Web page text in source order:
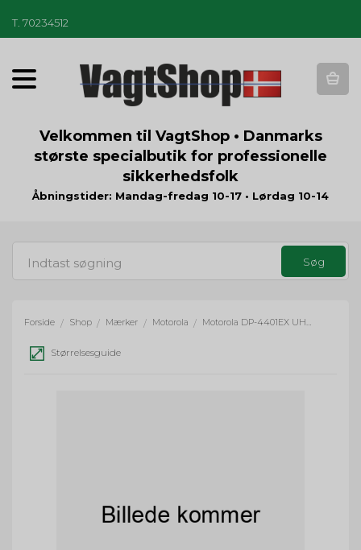
T 70234512
T
o
g
a
t
n
Velkommen til VagtShop • Danmarks
største specialbutik for professionelle
sikkerhedsfolk
Åbningstider: Mandag-fredag 10-17 • Lørdag 10-14
Forside / Shop / Mærker / Motorola / Motorola DP-4401EX UHF (403-470 MHz) - inkl. Li-Ion batteri
Størrelsesguide